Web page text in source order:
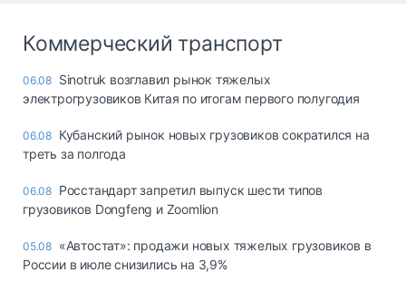
Коммерческий транспорт
06.08 Sinotruk возглавил рынок тяжелых
электрогрузовиков Китая по итогам первого полугодия
06.08 Кубанский рынок новых грузовиков сократился на
треть за полгода
06.08 Росстандарт запретил выпуск шести типов
грузовиков Dongfeng и Zoomlion
05.08 «Автостат»: продажи новых тяжелых грузовиков в
России в июле снизились на 3,9%